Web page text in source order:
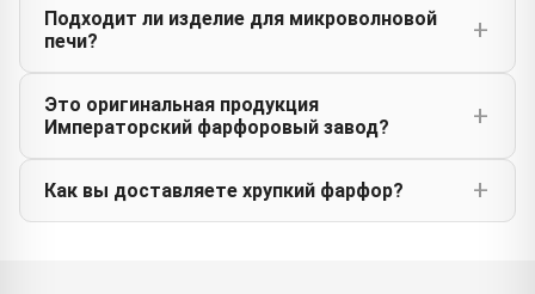
Подходит ли изделие для микроволновой
печи?
Это оригинальная продукция
Императорский фарфоровый завод?
Как вы доставляете хрупкий фарфор?